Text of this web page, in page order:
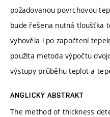
požadovanou povrchovou
bude řešena nutná tloušťka
vyhověla i po započtení
použita metoda výpočtu
výstupy průběhu teplot a
ANGLICKÝ ABSTRAKT
The method of thickness